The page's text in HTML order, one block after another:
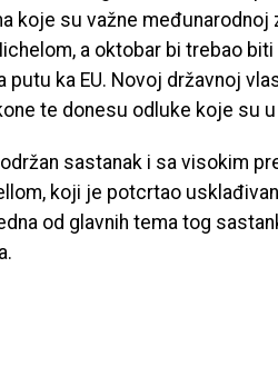
koje su važne
a oktobar bi trebao
putu ka EU. Novoj državnoj
te donesu odluke koje su
sastanak i sa visokim
koji je potcrtao
od glavnih tema tog